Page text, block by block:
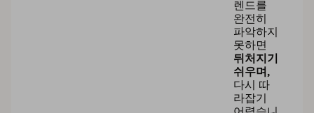
렌드를
완전히
파악하지
못하면
뒤처지기
쉬우며,
다시 따
라잡기